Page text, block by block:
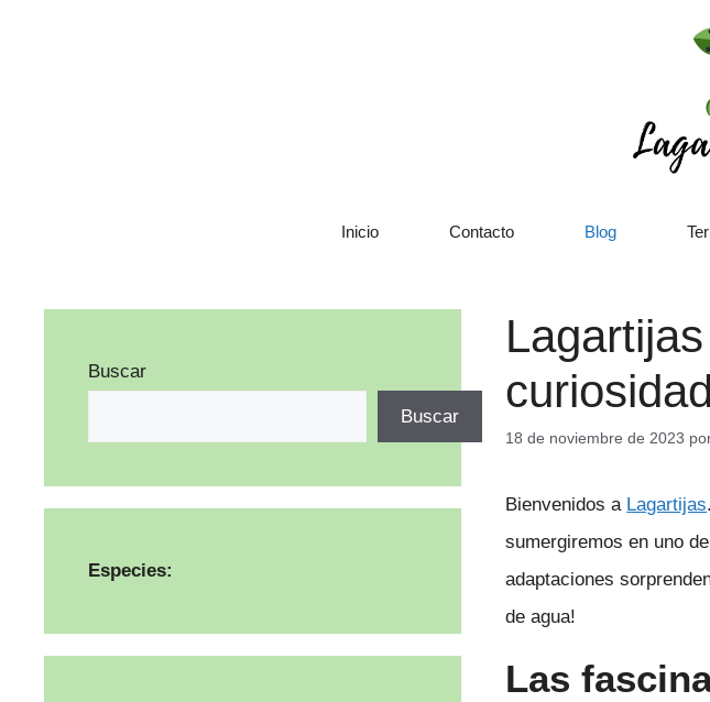
Inicio Contacto Blog
18 de noviembre de 2023
Bienvenidos a Lagartijas
sumergiremos en uno
adaptaciones
de agua!
Las
Buscar
Buscar
Especies: